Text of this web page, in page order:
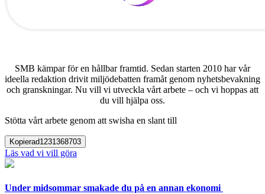
SMB kämpar för en hållbar framtid. Sedan starten 2010 har vår
ideella redaktion drivit miljödebatten framåt genom nyhetsbevakning
och granskningar. Nu vill vi utveckla vårt arbete – och vi hoppas att
du vill hjälpa oss.
Stötta vårt arbete genom att swisha en slant till
Kopierad1231368703
Läs vad vi vill göra
Under midsommar smakade du på en annan ekonomi